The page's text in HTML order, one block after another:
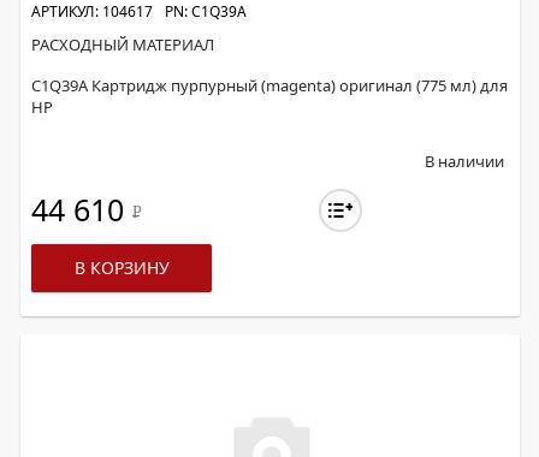
АРТИКУЛ: 104617 PN: C1Q39A
РАСХОДНЫЙ МАТЕРИАЛ
C1Q39A Картридж пурпурный (magenta) оригинал (775 мл) для
HP
В наличии
44 610 Р
В КОРЗИНУ